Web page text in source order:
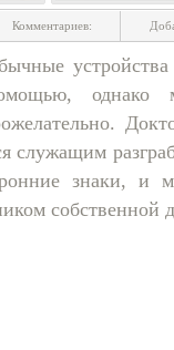
Комментариев:
однако
знаки, и
собственной